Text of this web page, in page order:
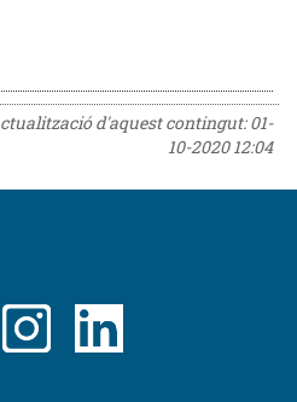
d'aquest contingut:01-
10-2020 12:04